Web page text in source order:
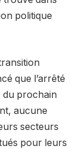
politique
que l’arrêté
du prochain
aucune
secteurs
pour leurs